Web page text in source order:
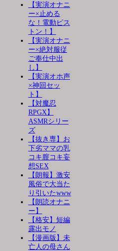
【実演オナニ
ー×止める
な！電動ピス
トン！】
【実演オナニ
ー×絶対服従
ご奉仕中出
し】
【実演オホ声
×神回セッ
ト】
【対魔忍
RPGX】
ASMRシリー
ズ
【抜き専】お
下劣ママの乳
コキ膣コキ妄
想SEX
【朗報】激安
風俗で大当た
り引いたwww
【朗読オナニ
ー】
【格安】短編
露出モノ
【漫画版】未
亡人の母さん